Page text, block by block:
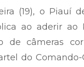
(19), o Piauí
ao aderir
de câmeras
do